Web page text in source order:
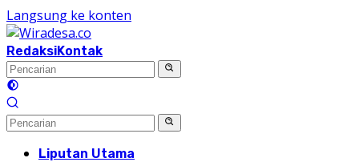
Langsung ke konten
RedaksiKontak
Liputan Utama